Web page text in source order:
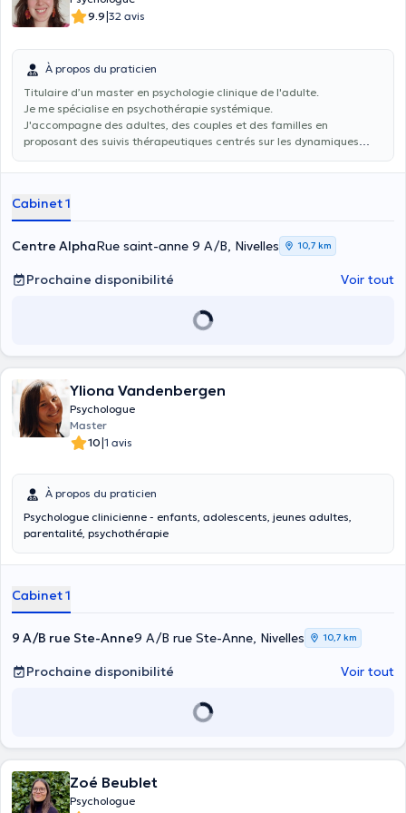
9.9|32 avis
À propos du praticien
Titulaire d’un master en psychologie clinique de l'adulte.
Je me spécialise en psychothérapie systémique.
J'accompagne des adultes, des couples et des familles en
proposant des suivis thérapeutiques centrés sur les dynamiques
Cabinet 1
Centre AlphaRue saint-anne 9 A/B, Nivelles 10,7 km
Prochaine disponibilité Voir tout
Yliona Vandenbergen
Psychologue
Master
10|1 avis
À propos du praticien
Psychologue clinicienne - enfants, adolescents, jeunes adultes,
parentalité, psychothérapie
Cabinet 1
9 A/B rue Ste-Anne9 A/B rue Ste-Anne, Nivelles 10,7 km
Prochaine disponibilité Voir tout
Zoé Beublet
Psychologue